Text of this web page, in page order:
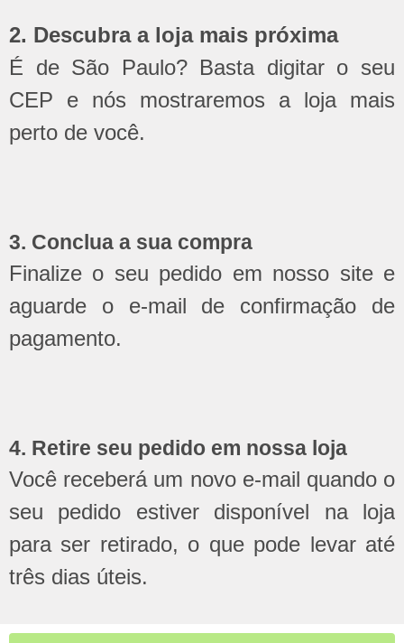
2. Descubra a loja mais próxima
É de São Paulo? Basta digitar o seu
CEP e nós mostraremos a loja mais
perto de você.
3. Conclua a sua compra
Finalize o seu pedido em nosso site e
aguarde o e-mail de confirmação de
pagamento.
4. Retire seu pedido em nossa loja
Você receberá um novo e-mail quando o
seu pedido estiver disponível na loja
para ser retirado, o que pode levar até
três dias úteis.